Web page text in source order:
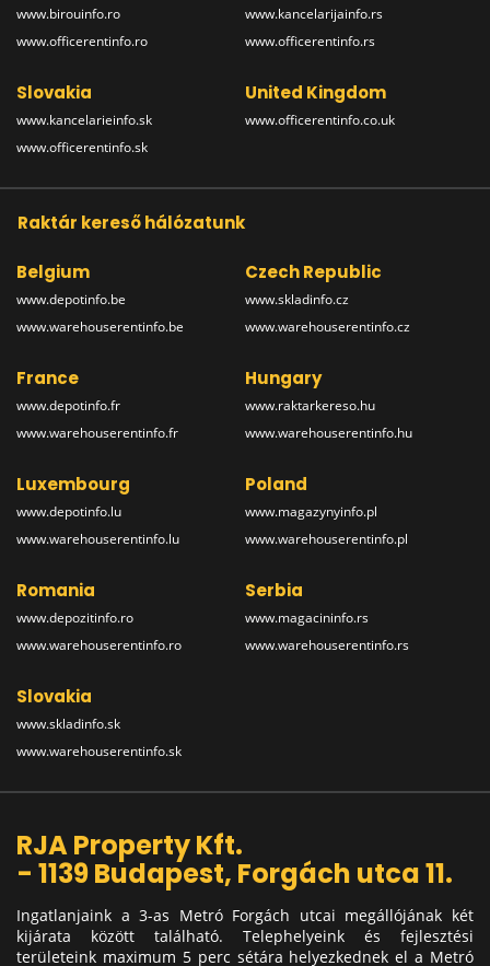
www.birouinfo.ro
www.officerentinfo.ro
www.kancelarijainfo.rs
www.officerentinfo.rs
Slovakia
www.kancelarieinfo.sk
www.officerentinfo.sk
United Kingdom
www.officerentinfo.co.uk
Raktár kereső hálózatunk
Belgium
www.depotinfo.be
www.warehouserentinfo.be
Czech Republic
www.skladinfo.cz
www.warehouserentinfo.cz
France
www.depotinfo.fr
www.warehouserentinfo.fr
Hungary
www.raktarkereso.hu
www.warehouserentinfo.hu
Luxembourg
www.depotinfo.lu
www.warehouserentinfo.lu
Poland
www.magazynyinfo.pl
www.warehouserentinfo.pl
Romania
www.depozitinfo.ro
www.warehouserentinfo.ro
Serbia
www.magacininfo.rs
www.warehouserentinfo.rs
Slovakia
www.skladinfo.sk
www.warehouserentinfo.sk
RJA Property Kft.
- 1139 Budapest, Forgách utca 11.
Ingatlanjaink a 3-as Metró Forgách utcai megállójának két
kijárata között található. Telephelyeink és fejlesztési
területeink maximum 5 perc sétára helyezkednek el a Metró